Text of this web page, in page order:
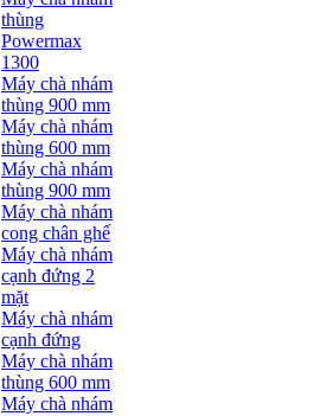
thùng
Powermax
1300
Máy chà nhám
thùng 900 mm
Máy chà nhám
thùng 600 mm
Máy chà nhám
thùng 900 mm
Máy chà nhám
cong chân ghế
Máy chà nhám
cạnh đứng 2
mặt
Máy chà nhám
cạnh đứng
Máy chà nhám
thùng 600 mm
Máy chà nhám